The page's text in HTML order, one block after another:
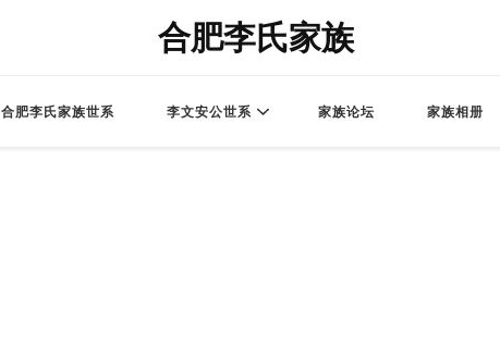
合肥李氏家族
合肥李氏家族世系 李文安公世系 家族论坛 家族相册